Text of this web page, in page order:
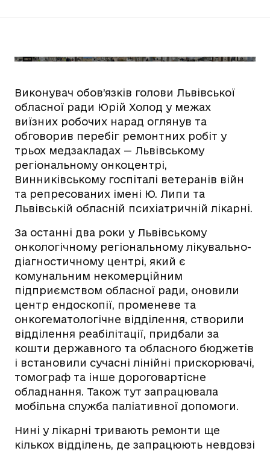
Виконувач обов’язків голови Львівської
обласної ради Юрій Холод у межах
виїзних робочих нарад оглянув та
обговорив перебіг ремонтних робіт у
трьох медзакладах — Львівському
регіональному онкоцентрі,
Винниківському госпіталі ветеранів війн
та репресованих імені Ю. Липи та
Львівській обласній психіатричній лікарні.
За останні два роки у Львівському
онкологічному регіональному лікувально-
діагностичному центрі, який є
комунальним некомерційним
підприємством обласної ради, оновили
центр ендоскопії, променеве та
онкогематологічне відділення, створили
відділення реабілітації, придбали за
кошти державного та обласного бюджетів
і встановили сучасні лінійні прискорювачі,
томограф та інше дороговартісне
обладнання. Також тут запрацювала
мобільна служба паліативної допомоги.
Нині у лікарні тривають ремонти ще
кількох відділень, де запрацюють невдовзі